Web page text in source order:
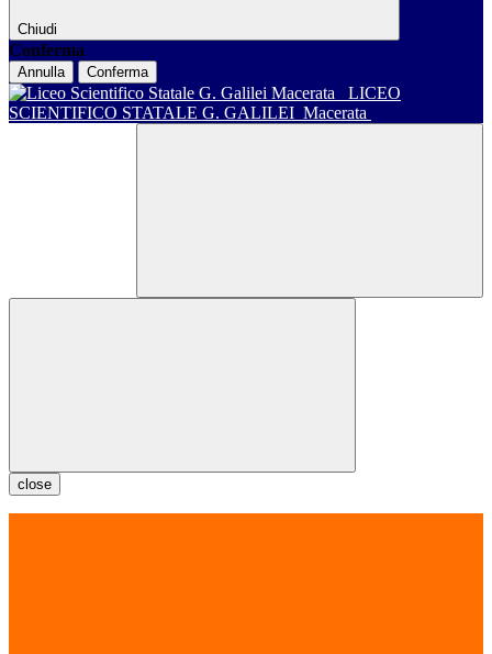
Chiudi
Conferma
Annulla Conferma
LICEO
SCIENTIFICO STATALE G. GALILEI Macerata
close